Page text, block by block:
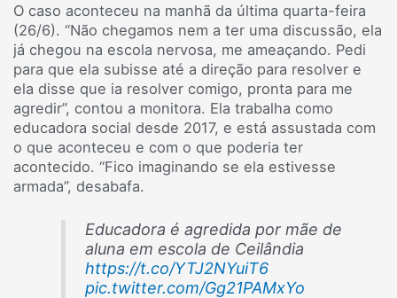
O caso aconteceu na manhã da última quarta-feira
(26/6). “Não chegamos nem a ter uma discussão, ela
já chegou na escola nervosa, me ameaçando. Pedi
para que ela subisse até a direção para resolver e
ela disse que ia resolver comigo, pronta para me
agredir”, contou a monitora. Ela trabalha como
educadora social desde 2017, e está assustada com
o que aconteceu e com o que poderia ter
acontecido. “Fico imaginando se ela estivesse
armada”, desabafa.
Educadora é agredida por mãe de
aluna em escola de Ceilândia
https://t.co/YTJ2NYuiT6
pic.twitter.com/Gg21PAMxYo